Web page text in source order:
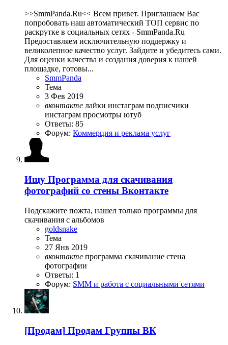
>>SmmPanda.Ru<< Всем привет. Приглашаем Вас
попробовать наш автоматический ТОП сервис по
раскрутке в социальных сетях - SmmPanda.Ru
Предоставляем исключительную поддержку и
великолепное качество услуг. Зайдите и убедитесь сами.
Для оценки качества и создания доверия к нашей
площадке, готовы...
SmmPanda
Тема
3 Фев 2019
вконтакте лайки инстаграм подписчики
инстаграм просмотры ютуб
Ответы: 85
Форум: Коммерция и реклама услуг
Ищу Программа для скачивания
фотографий со стены Вконтакте
Подскажите пожта, нашел только программы для
скачивания с альбомов
goldsnake
Тема
27 Янв 2019
вконтакте программа скачивание стена
фотографии
Ответы: 1
Форум: SMM и работа с социальными сетями
[Продам] Продам Группы ВК